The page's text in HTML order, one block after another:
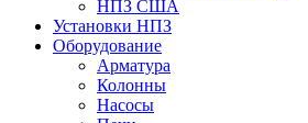
НПЗ США
Установки НПЗ
Оборудование
Арматура
Колонны
Насосы